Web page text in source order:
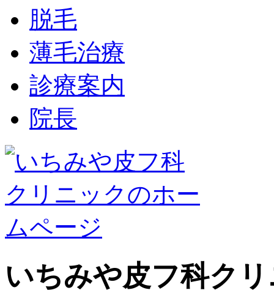
脱毛
薄毛治療
診療案内
院長
いちみや皮フ科ク